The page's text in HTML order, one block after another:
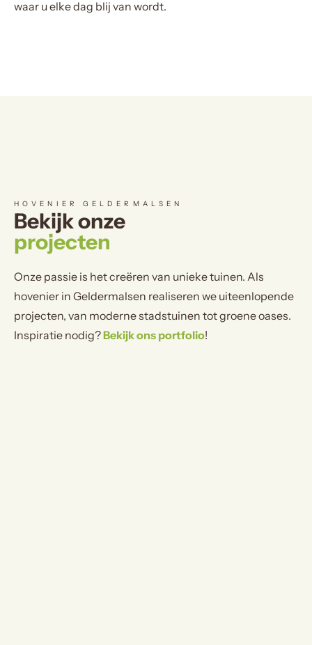
waar u elke dag blij van wordt.
HOVENIER GELDERMALSEN
Bekijk onze
projecten
Onze passie is het creëren van unieke tuinen. Als
hovenier in Geldermalsen realiseren we uiteenlopende
projecten, van moderne stadstuinen tot groene oases.
Inspiratie nodig?Bekijk ons portfolio!